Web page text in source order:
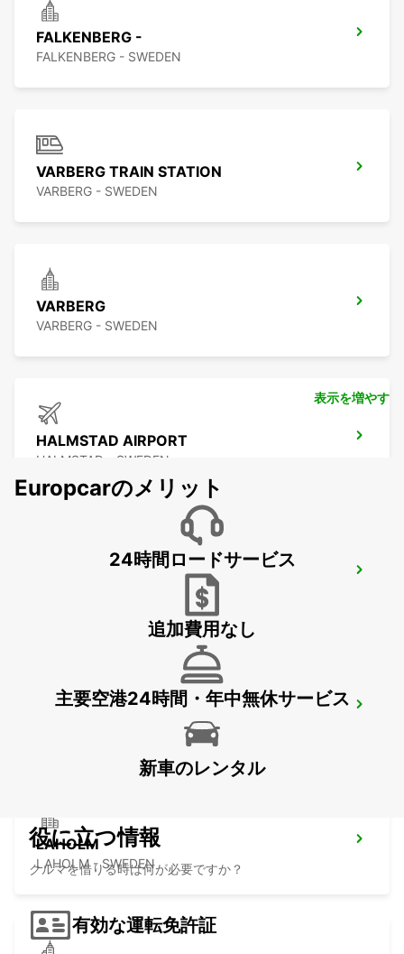
FALKENBERG -
FALKENBERG - SWEDEN
VARBERG TRAIN STATION
VARBERG - SWEDEN
VARBERG
VARBERG - SWEDEN
HALMSTAD AIRPORT
HALMSTAD - SWEDEN
HALMSTAD TAGSTATION
LAHOLM
LAHOLM - SWEDEN
表示を増やす
Europcarのメリット
24時間ロードサービス
追加費用なし
主要空港24時間・年中無休サービス
新車のレンタル
役に立つ情報
クルマを借りる時は何が必要ですか？
有効な運転免許証